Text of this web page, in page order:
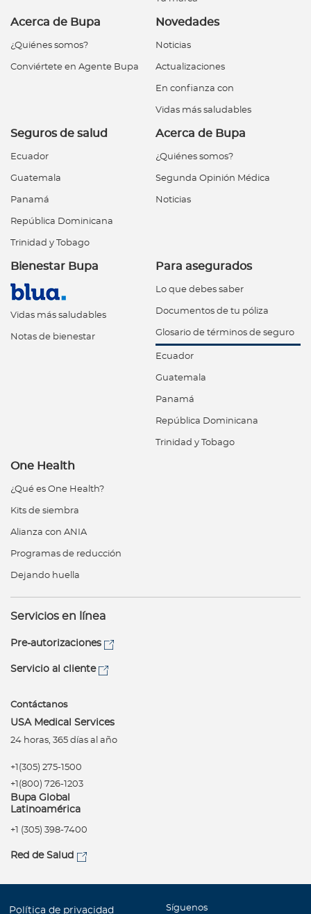
Acerca de Bupa
¿Quiénes somos?
Conviértete en Agente Bupa
Novedades
Noticias
Actualizaciones
En confianza con
Vidas más saludables
Seguros de salud
Ecuador
Guatemala
Panamá
República Dominicana
Trinidad y Tobago
Acerca de Bupa
¿Quiénes somos?
Segunda Opinión Médica
Noticias
Bienestar Bupa
Vidas más saludables
Notas de bienestar
Para asegurados
Lo que debes saber
Documentos de tu póliza
Glosario de términos de seguro
Ecuador
Guatemala
Panamá
República Dominicana
Trinidad y Tobago
One Health
¿Qué es One Health?
Kits de siembra
Alianza con ANIA
Programas de reducción
Dejando huella
Servicios en línea
Pre-autorizaciones
Servicio al cliente
Contáctanos
USA Medical Services
24 horas, 365 días al año
+1(305) 275-1500
+1(800) 726-1203
Bupa Global
Latinoamérica
+1 (305) 398-7400
Red de Salud
Política de privacidad Síguenos